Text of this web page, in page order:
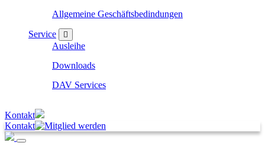
Allgemeine Geschäftsbedindungen
Service
Ausleihe
Downloads
DAV Services
Kontakt
Kontakt